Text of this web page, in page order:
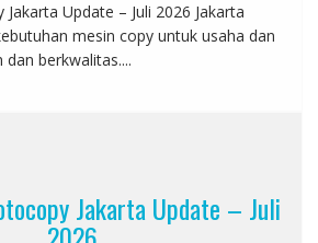
Update – Juli 2026 Jakarta
mesin copy untuk usaha dan
berkwalitas....
Jakarta Update – Juli